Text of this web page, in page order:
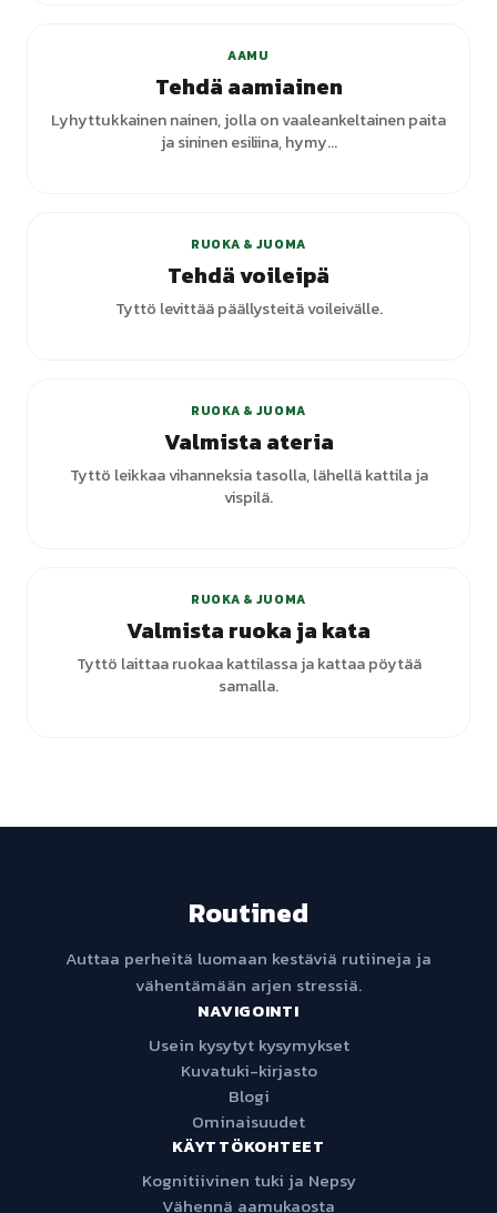
AAMU
Tehdä aamiainen
Lyhyttukkainen nainen, jolla on vaaleankeltainen paita
ja sininen esiliina, hymy...
RUOKA & JUOMA
Tehdä voileipä
Tyttö levittää päällysteitä voileivälle.
RUOKA & JUOMA
Valmista ateria
Tyttö leikkaa vihanneksia tasolla, lähellä kattila ja
vispilä.
RUOKA & JUOMA
Valmista ruoka ja kata
Tyttö laittaa ruokaa kattilassa ja kattaa pöytää
samalla.
Routined
Auttaa perheitä luomaan kestäviä rutiineja ja
vähentämään arjen stressiä.
NAVIGOINTI
Usein kysytyt kysymykset
Kuvatuki-kirjasto
Blogi
Ominaisuudet
KÄYTTÖKOHTEET
Kognitiivinen tuki ja Nepsy
Vähennä aamukaosta